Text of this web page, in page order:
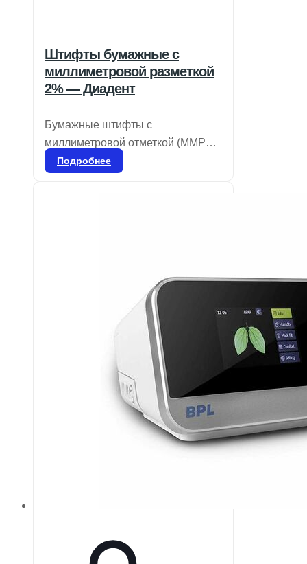
Штифты бумажные с
миллиметровой разметкой
2% — Диадент
Бумажные штифты с
миллиметровой отметкой (MMPP)
предназначены для
размеров в соответствии с ISO.
Подробнее